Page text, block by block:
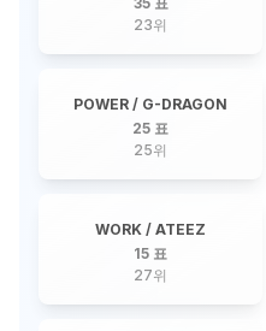
23위
POWER / G-DRAGON
25 표
25위
WORK / ATEEZ
15 표
27위